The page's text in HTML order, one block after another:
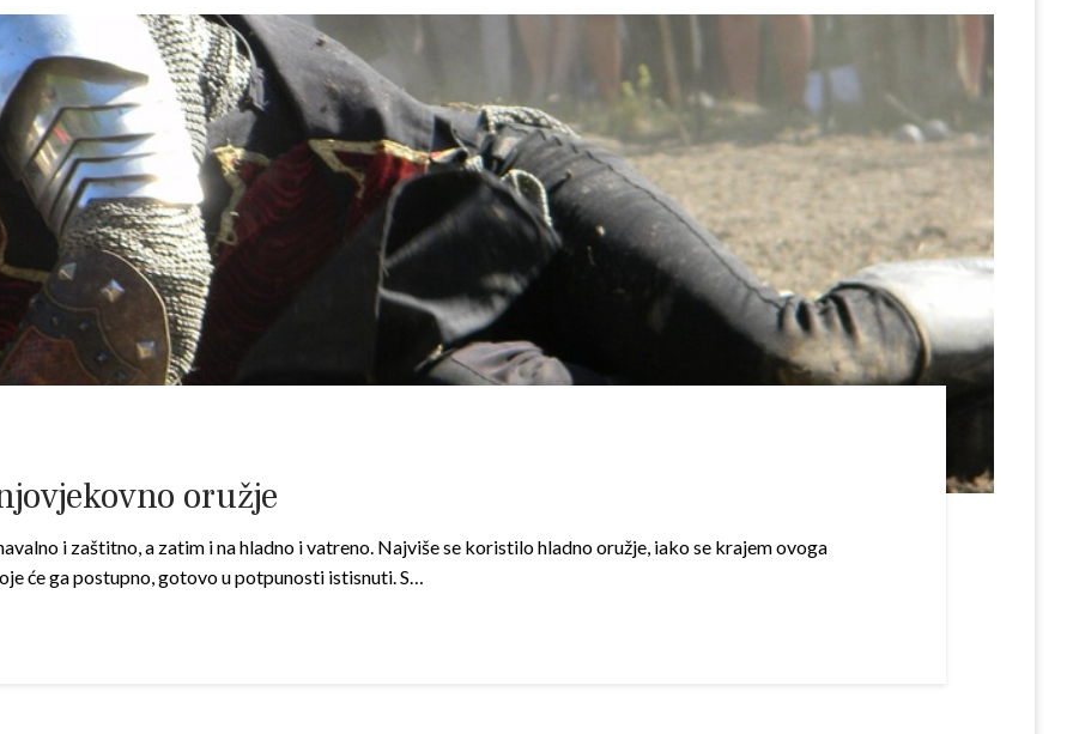
oružje
i zaštitno, a zatim i na hladno i vatreno. Najviše se koristilo hladno oružje, iako se krajem ovoga
će ga postupno, gotovo u potpunosti istisnuti. S…